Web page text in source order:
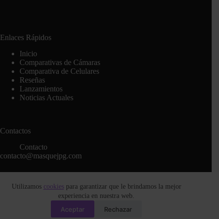
Utilizamos cookiespara garantizar que le brindamos la mejor
experiencia en nuestra web.
Aceptar Rechazar
Enlaces Rápidos
Inicio
Comparativas de Cámaras
Comparativa de Celulares
Reseñas
Lanzamientos
Noticias Actuales
Contactos
Contacto
contacto@masquejpg.com
Legal
Política de Privacidad